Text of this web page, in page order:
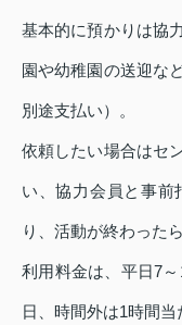
基本的に預かりは協
園や幼稚園の送迎な
別途支払い）。
依頼したい場合はセ
い、協力会員と事前
り、活動が終わった
利用料金は、平日7
日、時間外は1時間当